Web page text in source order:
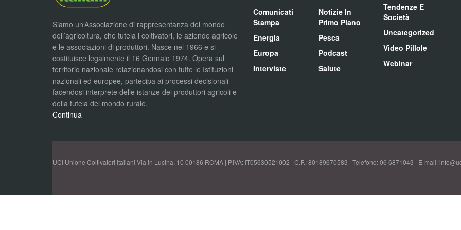
Siamo un’Associazione di rappresentanza del mondo
dell’agricoltura, che tutela i coltivatori, le aziende agricole
e le associazioni di produttori. Nasce nel 1966 e si
costituisce legalmente il 16 Gennaio 1974. Opera sul
territorio nazionale relazionandosi con tutte le Istituzioni
nazionali ed europee, partecipa ai processi decisionali
facendosi interprete delle istanze dei produttori agricoli e
della tutela del mondo rurale.
Continua
Comunicati
Stampa
Energia
Europa
Interviste
Notizie In
Primo Piano
Pesca
Podcast
Salute
Tendenze E
Società
Uncategorized
Video Pillole
Webinar
UCI Unione Coltivatori Italiani Via in Lucina, 10 00186 ROMA | P.IVA: IT05630521002 | C.F.: 80189670583 | Telefono: 06 6871043 | E-mail: